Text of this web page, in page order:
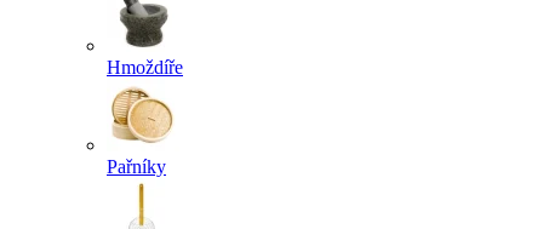
Hmoždíře
Pařníky